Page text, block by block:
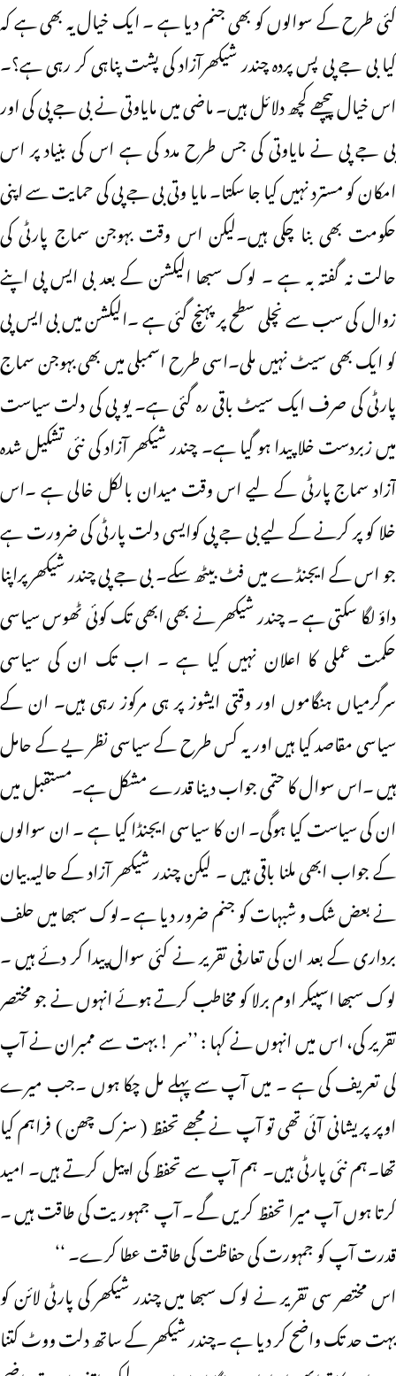
کئی طرح کے سوالوں کو بھی جنم دیا ہے ۔ ایک خیال یہ بھی ہے کہ
کیا بی جے پی پس پردہ چندر شیکھرآزاد کی پشت پناہی کر رہی ہے؟۔
اس خیال پیچھے کچھ دلائل ہیں۔ ماضی میں مایاوتی نے بی جے پی کی اور
بی جے پی نے مایاوتی کی جس طرح مدد کی ہے اس کی بنیاد پر اس
امکان کو مسترد نہیں کیا جا سکتا۔ مایا وتی بی جے پی کی حمایت سے اپنی
حکومت بھی بنا چکی ہیں۔لیکن اس وقت بہوجن سماج پارٹی کی
حالت نہ گفتہ بہ ہے ۔ لوک سبھا الیکشن کے بعد بی ایس پی اپنے
زوال کی سب سے نچلی سطح پر پہنچ گئی ہے ۔الیکشن میں بی ایس پی
کو ایک بھی سیٹ نہیں ملی۔اسی طرح اسمبلی میں بھی بہوجن سماج
پارٹی کی صرف ایک سیٹ باقی رہ گئی ہے۔ یو پی کی دلت سیاست
میں زبردست خلا پیدا ہو گیا ہے۔ چندر شیکھر آزاد کی نئی تشکیل شدہ
آزاد سماج پارٹی کے لیے اس وقت میدان بالکل خالی ہے ۔اس
خلا کو پر کرنے کے لیے بی جے پی کوایسی دلت پارٹی کی ضرورت ہے
جو اس کے ایجنڈے میں فٹ بیٹھ سکے۔ بی جے پی چندر شیکھرپراپنا
داؤ لگا سکتی ہے ۔ چندر شیکھر نے بھی ابھی تک کوئی ٹھوس سیاسی
حکمت عملی کا اعلان نہیں کیا ہے ۔ اب تک ان کی سیاسی
سرگرمیاں ہنگاموں اور وقتی ایشوز پر ہی مرکوز رہی ہیں۔ ان کے
سیاسی مقاصد کیا ہیں اور یہ کس طرح کے سیاسی نظر یے کے حامل
ہیں ۔اس سوال کا حتمی جواب دینا قدرے مشکل ہے۔مستقبل میں
ان کی سیاست کیا ہوگی۔ ان کا سیاسی ایجنڈا کیا ہے ۔ ان سوالوں
کے جواب ابھی ملنا باقی ہیں ۔ لیکن چندر شیکھر آزاد کے حالیہ بیان
نے بعض شک و شبہات کو جنم ضرور دیا ہے ۔لوک سبھا میں حلف
برداری کے بعد ان کی تعارفی تقریر نے کئی سوال پیدا کر دئے ہیں ۔
لوک سبھا اسپیکر اوم برلا کو مخاطب کرتے ہوئے انہوں نے جو مختصر
تقریر کی، اس میں انہوں نے کہا : ’’سر ! بہت سے ممبران نے آپ
کی تعریف کی ہے ۔ میں آپ سے پہلے مل چکا ہوں ۔جب میرے
اوپر پریشانی آئی تھی تو آپ نے مجھے تحفظ ( سنرک چھن ) فراہم کیا
تھا۔ہم نئی پارٹی ہیں۔ ہم آپ سے تحفظ کی اپیل کرتے ہیں۔ امید
کرتا ہوں آپ میرا تحفظ کریں گے ۔ آپ جمہوریت کی طاقت ہیں ۔
قدرت آپ کو جمہورت کی حفاظت کی طاقت عطا کرے۔ ‘‘
اس مختصر سی تقریر نے لوک سبھا میں چندر شیکھر کی پارٹی لائن کو
بہت حد تک واضح کر دیا ہے ۔چندر شیکھر کے ساتھ دلت ووٹ کتنا